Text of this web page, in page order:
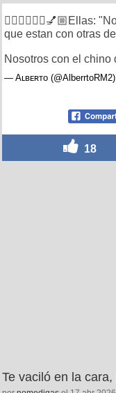
💁🏻‍♀️💁🏼‍♀️💅🏼Ellas:
que estan con otras
Nosotros con el chino
— Aʟʙᴇʀᴛo (@AlberrtoRM2)
18
Te vaciló en la